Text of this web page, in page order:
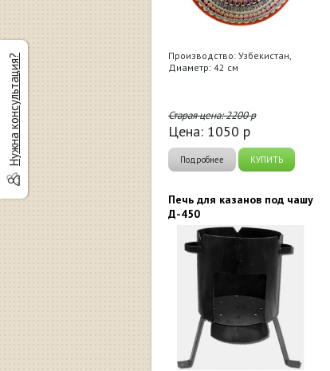
Производство: Узбекистан,
Диаметр: 42 см
Старая цена:2200р
Цена: 1050 р
Подробнее КУПИТЬ
Печь для казанов под чашу
Д-450
Нужна консультация?